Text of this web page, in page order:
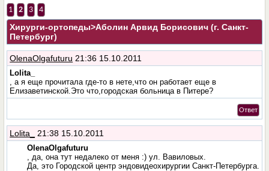
1 2 3 4
Хирурги-ортопеды>Аболин Арвид Борисович (г. Санкт-
Петербург)
OlenaOlgafuturu 21:36 15.10.2011
Lolita_
, а я еще прочитала где-то в нете,что он работает еще в
Елизаветинской.Это что,городская больница в Питере?
Ответ
Lolita_ 21:38 15.10.2011
OlenaOlgafuturu
, да, она тут недалеко от меня :) ул. Вавиловых.
Да, это Городской центр эндовидеохирургии Санкт-Петербурга.